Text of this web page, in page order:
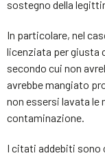
sostegno della
In particolare, nel
licenziata per giusta
secondo cui non
avrebbe mangiato
non essersi lavata le
contaminazione.
I citati addebiti sono